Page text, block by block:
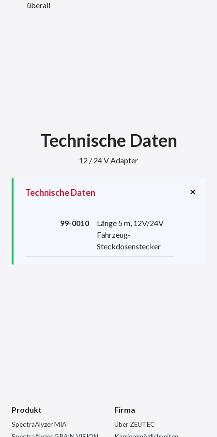
überall
Technische Daten
12 / 24 V Adapter
Technische Daten
99-0010
Länge 5 m, 12V/24V
Fahrzeug-
Steckdosenstecker
Produkt
SpectraAlyzer MIA
Firma
Über ZEUTEC